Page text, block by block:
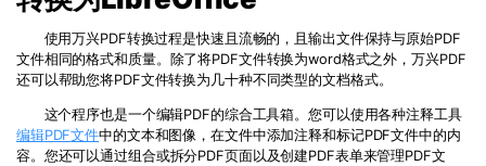
使用万兴PDF转换过程是快速且流畅的，且输出文件保持与原始PDF
文件相同的格式和质量。除了将PDF文件转换为word格式之外，万兴PDF
还可以帮助您将PDF文件转换为几十种不同类型的文档格式。
这个程序也是一个编辑PDF的综合工具箱。您可以使用各种注释工具
编辑PDF文件中的文本和图像，在文件中添加注释和标记PDF文件中的内
容。您还可以通过组合或拆分PDF页面以及创建PDF表单来管理PDF文